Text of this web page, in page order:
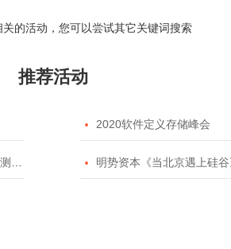
的活动，您可以尝试其它关键词搜索
推荐活动
 2020软件定义存储峰会
 明势资本《当北京遇上硅谷》系列